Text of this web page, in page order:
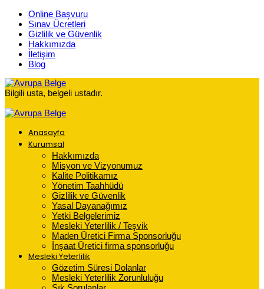
Online Başvuru
Sınav Ücretleri
Gizlilik ve Güvenlik
Hakkımızda
İletişim
Blog
Bilgili usta, belgeli ustadır.
Anasayfa
Kurumsal
Hakkımızda
Misyon ve Vizyonumuz
Kalite Politikamız
Yönetim Taahhüdü
Gizlilik ve Güvenlik
Yasal Dayanağımız
Yetki Belgelerimiz
Mesleki Yeterlilik / Teşvik
Maden Üretici Firma Sponsorluğu
İnşaat Üretici firma sponsorluğu
Mesleki Yeterlilik
Gözetim Süresi Dolanlar
Mesleki Yeterlilik Zorunluluğu